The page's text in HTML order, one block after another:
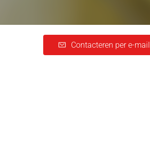
Contacteren per e-mail